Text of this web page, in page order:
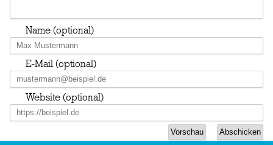
Name (optional)
E-Mail (optional)
Website (optional)